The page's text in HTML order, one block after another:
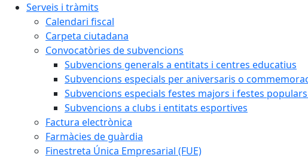
Serveis i tràmits
Calendari fiscal
Carpeta ciutadana
Convocatòries de subvencions
Subvencions generals a entitats i centres educatius
Subvencions especials per aniversaris o
Subvencions especials festes majors i festes
Subvencions a clubs i entitats esportives
Factura electrònica
Farmàcies de guàrdia
Finestreta Única Empresarial (FUE)